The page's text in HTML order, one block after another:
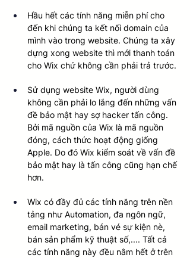
Hầu hết các tính năng miễn phí cho
đến khi chúng ta kết nối domain của
mình vào trong website. Chúng ta xây
dựng xong website thì mới thanh toán
cho Wix chứ không cần phải trả trước.
Sử dụng website Wix, người dùng
không cần phải lo lắng đến những vấn
đề bảo mật hay sợ hacker tấn công.
Bởi mã nguồn của Wix là mã nguồn
đóng, cách thức hoạt động giống
Apple. Do đó Wix kiểm soát về vấn đề
bảo mật hay là tấn công cũng hạn chế
hơn.
Wix có đầy đủ các tính năng trên nền
tảng như Automation, đa ngôn ngữ,
email marketing, bán vé sự kiện nè,
bán sản phẩm kỹ thuật số,.... Tất cả
các tính năng này đều nằm hết ở trên